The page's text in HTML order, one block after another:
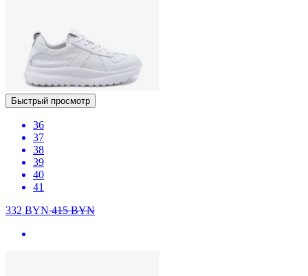
Быстрый просмотр
36
37
38
39
40
41
332 BYN415BYN